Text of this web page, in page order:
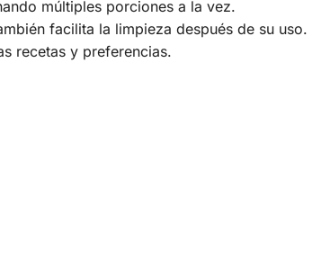
múltiples porciones a la vez.
facilita la limpieza después de su uso.
recetas y preferencias.